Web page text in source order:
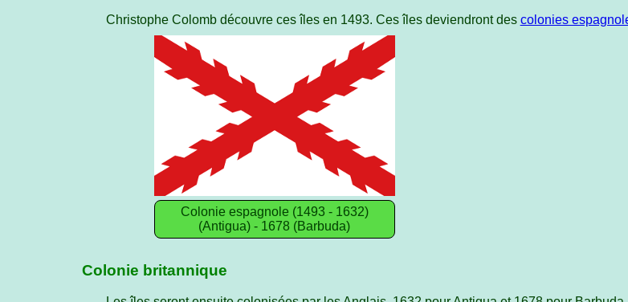
Christophe Colomb découvre ces îles en 1493. Ces îles deviendront des colonies
Colonie espagnole (1493 - 1632)
(Antigua) - 1678 (Barbuda)
Colonie britannique